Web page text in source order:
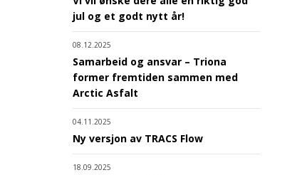
jul og et godt nytt år!
08.12.2025
Samarbeid og ansvar – Triona
former fremtiden sammen med
Arctic Asfalt
04.11.2025
Ny versjon av TRACS Flow
18.09.2025